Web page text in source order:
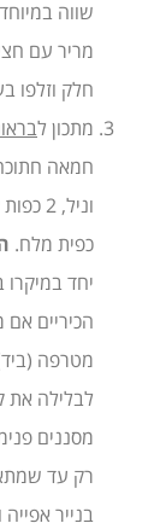
שווה
מריר עם
חלק וזלפו
מתכון ל
כפית מלח.
יחד
הכיריים
מטרפה
לבלילה את
מסננים
רק עד